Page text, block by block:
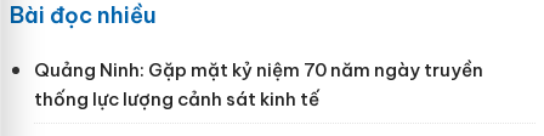
Bài đọc nhiều
Quảng Ninh: Gặp mặt kỷ niệm 70 năm ngày truyền
thống lực lượng cảnh sát kinh tế